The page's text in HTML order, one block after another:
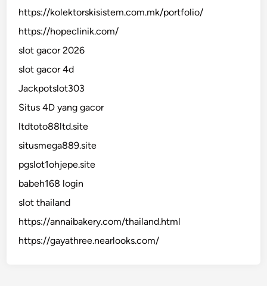
https://kolektorskisistem.com.mk/portfolio/
https://hopeclinik.com/
slot gacor 2026
slot gacor 4d
Jackpotslot303
Situs 4D yang gacor
ltdtoto88ltd.site
situsmega889.site
pgslot1ohjepe.site
babeh168 login
slot thailand
https://annaibakery.com/thailand.html
https://gayathree.nearlooks.com/